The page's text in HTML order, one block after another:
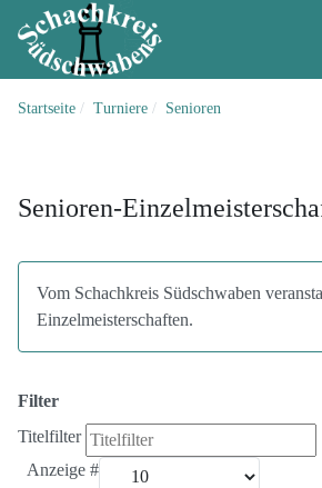
Startseite Turniere Senioren
Senioren-
Vom Schachkreis Südschwaben
Einzelmeisterschaften.
Filter
Titelfilter
Anzeige #